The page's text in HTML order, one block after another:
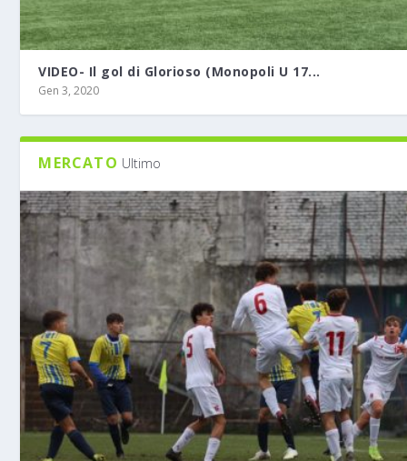
VIDEO- Il gol di Glorioso (Monopoli U 17...
Gen 3, 2020
MERCATO Ultimo